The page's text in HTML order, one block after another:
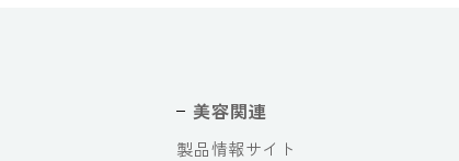
美容関連
製品情報サイト